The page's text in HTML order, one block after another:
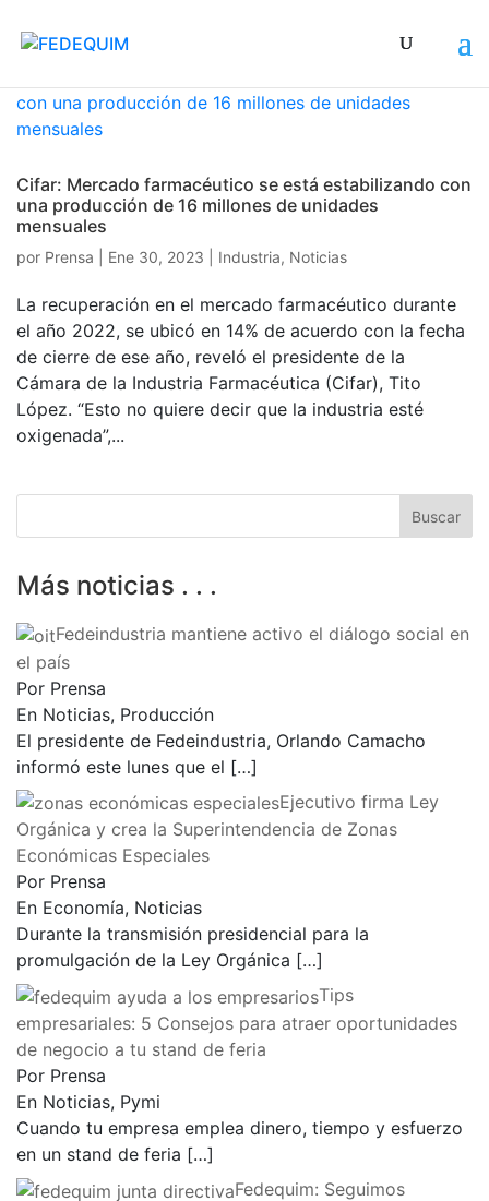
Cifar: Mercado farmacéutico se está estabilizando con
una producción de 16 millones de unidades
mensuales
por Prensa Ene 30, 2023 Industria, Noticias
La recuperación en el mercado farmacéutico durante
el año 2022, se ubicó en 14% de acuerdo con la fecha
de cierre de ese año, reveló el presidente de la
Cámara de la Industria Farmacéutica (Cifar), Tito
López. “Esto no quiere decir que la industria esté
oxigenada”,...
Más noticias . . .
Fedeindustria mantiene activo el diálogo social en
el país
Por Prensa
En Noticias, Producción
El presidente de Fedeindustria, Orlando Camacho
informó este lunes que el […]
Ejecutivo firma Ley
Orgánica y crea la Superintendencia de Zonas
Económicas Especiales
Por Prensa
En Economía, Noticias
Durante la transmisión presidencial para la
promulgación de la Ley Orgánica […]
Tips
empresariales: 5 Consejos para atraer oportunidades
de negocio a tu stand de feria
Por Prensa
En Noticias, Pymi
Cuando tu empresa emplea dinero, tiempo y esfuerzo
en un stand de feria […]
Fedequim: Seguimos